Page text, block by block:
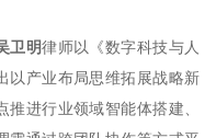
卫明律师以《数字科技与人
以产业布局思维拓展战略新
进行业领域智能体搭建、